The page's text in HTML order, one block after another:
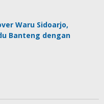
Waru Sidoarjo,
Banteng dengan